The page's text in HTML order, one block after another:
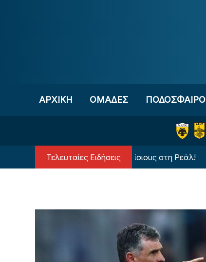
ΑΡΧΙΚΗ OΜΑΔΕΣ ΠΟΔΟΣΦΑΙΡΟ
Τελευταίες Ειδήσεις
Ανατροπή με τον Βινίσιους στη Ρεάλ!